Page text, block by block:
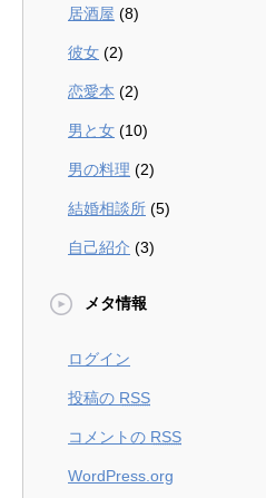
居酒屋 (8)
彼女 (2)
恋愛本 (2)
男と女 (10)
男の料理 (2)
結婚相談所 (5)
自己紹介 (3)
メタ情報
ログイン
投稿の RSS
コメントの RSS
WordPress.org